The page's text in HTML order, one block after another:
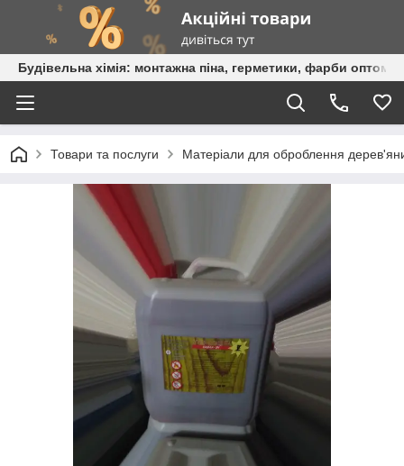
Будівельна хімія: монтажна піна, герметики, фарби оптом
Товари та послуги Матеріали для оброблення